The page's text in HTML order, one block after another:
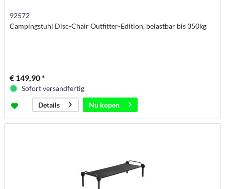
92572
Campingstuhl Disc-Chair Outfitter-Edition, belastbar bis 350kg
€ 149,90 *
Sofort versandfertig
Details
Nu kopen